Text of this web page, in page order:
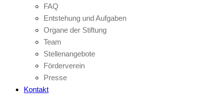
FAQ
Entstehung und Aufgaben
Organe der Stiftung
Team
Stellenangebote
Förderverein
Presse
Kontakt